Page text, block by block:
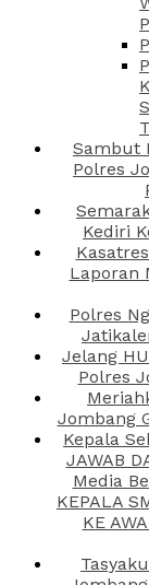
Sambut
Polres
Kediri
Laporan
Polres
Jelang
Polres
Jombang
Kepala
JAWAB
Media
KEPALA
KE